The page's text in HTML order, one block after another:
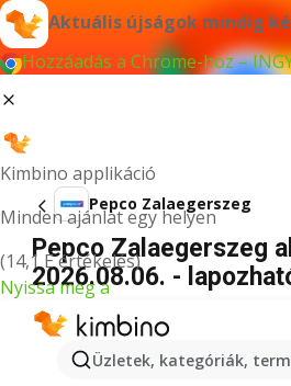
Aktuális újságok mindig
Hozzáadás a Chrome-hoz –
Kimbino applikáció
Minden ajánlat egy helyen
(14,1 E értékelés)
Nyissa meg a
Üzletek, kategóriák,
Pepco Zalaegerszeg
Pepco Zalaegerszeg
2026.08.06. -